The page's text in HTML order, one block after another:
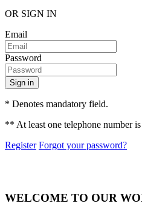
OR SIGN IN
Email
Password
Sign in
* Denotes mandatory field.
** At least one telephone number
Register Forgot your password?
WELCOME TO OUR